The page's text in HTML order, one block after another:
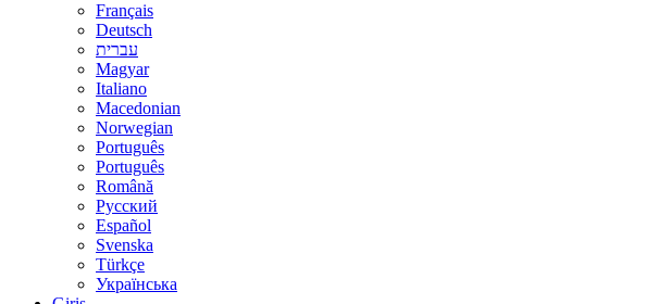
Français
Deutsch
עברית
Magyar
Italiano
Macedonian
Norwegian
Português
Português
Română
Русский
Español
Svenska
Türkçe
Українська